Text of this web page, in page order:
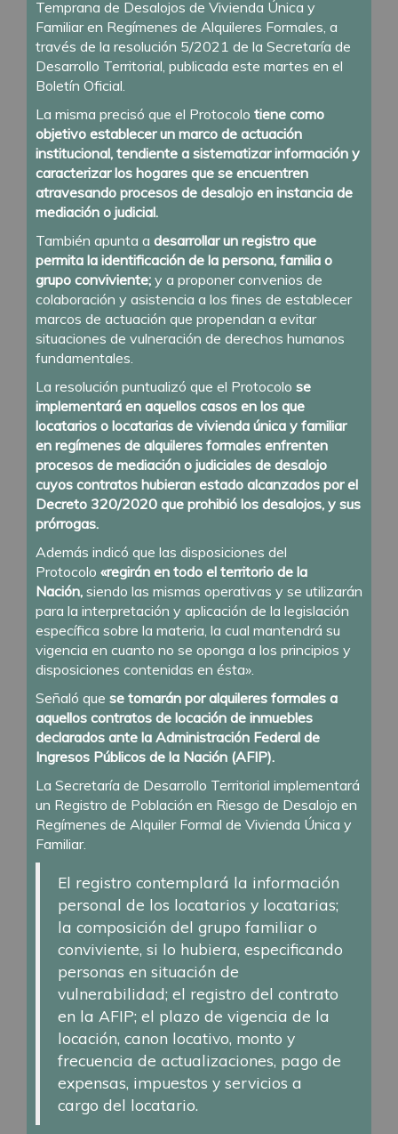
Temprana de Desalojos de Vivienda Única y
Familiar en Regímenes de Alquileres Formales, a
través de la resolución 5/2021 de la Secretaría de
Desarrollo Territorial, publicada este martes en el
Boletín Oficial.
La misma precisó que el Protocolo tiene como
objetivo establecer un marco de actuación
institucional, tendiente a sistematizar información y
caracterizar los hogares que se encuentren
atravesando procesos de desalojo en instancia de
mediación o judicial.
También apunta a desarrollar un registro que
permita la identificación de la persona, familia o
grupo conviviente; y a proponer convenios de
colaboración y asistencia a los fines de establecer
marcos de actuación que propendan a evitar
situaciones de vulneración de derechos humanos
fundamentales.
La resolución puntualizó que el Protocolo se
implementará en aquellos casos en los que
locatarios o locatarias de vivienda única y familiar
en regímenes de alquileres formales enfrenten
procesos de mediación o judiciales de desalojo
cuyos contratos hubieran estado alcanzados por el
Decreto 320/2020 que prohibió los desalojos, y sus
prórrogas.
Además indicó que las disposiciones del
Protocolo «regirán en todo el territorio de la
Nación, siendo las mismas operativas y se utilizarán
para la interpretación y aplicación de la legislación
específica sobre la materia, la cual mantendrá su
vigencia en cuanto no se oponga a los principios y
disposiciones contenidas en ésta».
Señaló que se tomarán por alquileres formales a
aquellos contratos de locación de inmuebles
declarados ante la Administración Federal de
Ingresos Públicos de la Nación (AFIP).
La Secretaría de Desarrollo Territorial implementará
un Registro de Población en Riesgo de Desalojo en
Regímenes de Alquiler Formal de Vivienda Única y
Familiar.
El registro contemplará la información
personal de los locatarios y locatarias;
la composición del grupo familiar o
conviviente, si lo hubiera, especificando
personas en situación de
vulnerabilidad; el registro del contrato
en la AFIP; el plazo de vigencia de la
locación, canon locativo, monto y
frecuencia de actualizaciones, pago de
expensas, impuestos y servicios a
cargo del locatario.